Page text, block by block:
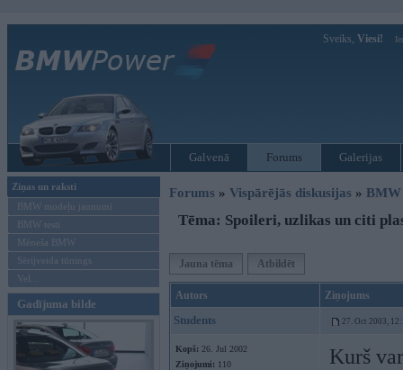
Sveiks, Viesi!
Galvenā Forums Galerijas
Ziņas un raksti
BMW modeļu jaunumi
BMW testi
Mēneša BMW
Sērijveida tūnings
Vel...
Gadījuma bilde
Forums » Vispārējās diskusijas » BMW
Tēma: Spoileri, uzlikas un citi
Jauna tēma Atbildēt
Autors Ziņojums
Students 27. Oct 2003,
Kopš: 26. Jul 2002
Ziņojumi: 110
Kurš